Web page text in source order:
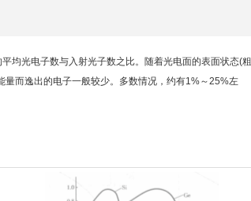
均光电子数与入射光子数之比。随着光电面的表面状态(粗
而逸出的电子一般较少。多数情况，约有1%～25%左